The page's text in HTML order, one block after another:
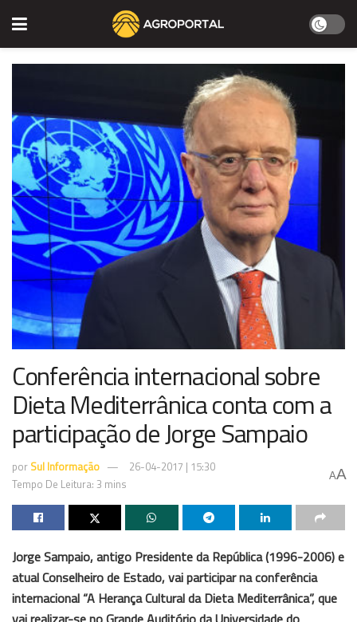
Conferência internacional sobre
Dieta Mediterrânica conta com a
participação de Jorge Sampaio
por Sul Informação
26-04-2017 | 15:30
Tempo De Leitura: 3 mins
AA
Jorge Sampaio, antigo Presidente da República (1996-2006) e
atual Conselheiro de Estado, vai participar na conferência
internacional “A Herança Cultural da Dieta Mediterrânica”, que